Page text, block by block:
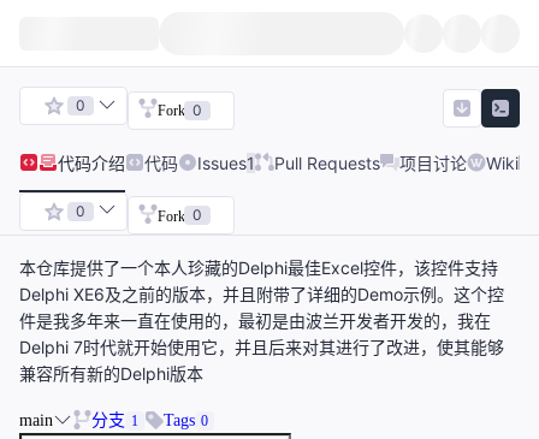
0 Fork 0
代码介绍 代码 Issues1 Pull Requests 项目讨论 Wiki
0 Fork 0
本仓库提供了一个本人珍藏的Delphi最佳Excel控件，该控件支持
Delphi XE6及之前的版本，并且附带了详细的Demo示例。这个控
件是我多年来一直在使用的，最初是由波兰开发者开发的，我在
Delphi 7时代就开始使用它，并且后来对其进行了改进，使其能够
兼容所有新的Delphi版本
main 分支 1 Tags 0